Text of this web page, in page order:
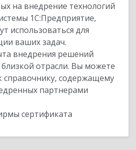
на внедрение технологий
1С:Предприятие,
использоваться для
ваших задач.
внедрения решений
отрасли. Вы можете
справочнику, содержащему
партнерами
сертификата